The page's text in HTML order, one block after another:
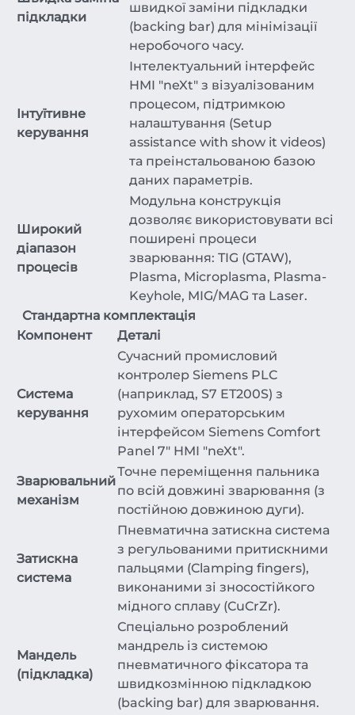
підкладки
швидкої заміни підкладки
(backing bar) для мінімізації
неробочого часу.
Інтуїтивне
керування
Інтелектуальний інтерфейс
HMI "neXt" з візуалізованим
процесом, підтримкою
налаштування (Setup
assistance with show it videos)
та преінстальованою базою
даних параметрів.
Широкий
діапазон
процесів
Модульна конструкція
дозволяє використовувати всі
поширені процеси
зварювання: TIG (GTAW),
Plasma, Microplasma, Plasma-
Keyhole, MIG/MAG та Laser.
Стандартна комплектація
Компонент
Деталі
Система
керування
Сучасний промисловий
контролер Siemens PLC
(наприклад, S7 ET200S) з
рухомим операторським
інтерфейсом Siemens Comfort
Panel 7" HMI "neXt".
Зварювальний
механізм
Точне переміщення пальника
по всій довжині зварювання (з
постійною довжиною дуги).
Затискна
система
Пневматична затискна система
з регульованими притискними
пальцями (Clamping fingers),
виконаними зі зносостійкого
мідного сплаву (CuCrZr).
Мандель
(підкладка)
Спеціально розроблений
мандрель із системою
пневматичного фіксатора та
швидкозмінною підкладкою
(backing bar) для зварювання.